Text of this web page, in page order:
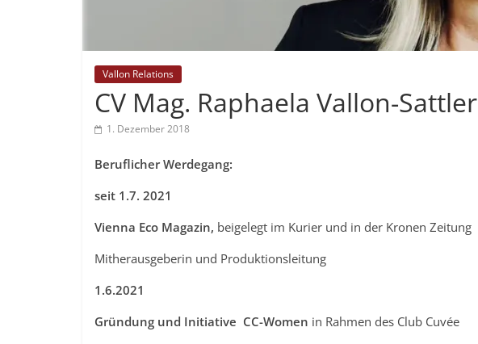
Vallon Relations
CV Mag. Raphaela Vallon-Sattler
1. Dezember 2018
Beruflicher Werdegang:
seit 1.7. 2021
Vienna Eco Magazin, beigelegt im Kurier und in der Kronen Zeitung
Mitherausgeberin und Produktionsleitung
1.6.2021
Gründung und Initiative CC-Women in Rahmen des Club Cuvée